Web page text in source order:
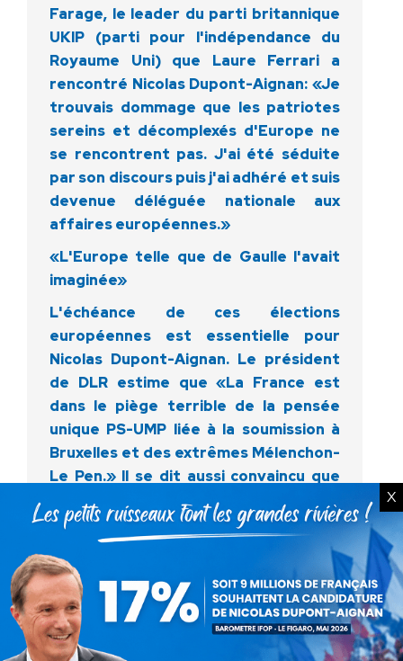
Farage, le leader du parti britannique
UKIP (parti pour l'indépendance du
Royaume Uni) que Laure Ferrari a
rencontré Nicolas Dupont-Aignan: «Je
trouvais dommage que les patriotes
sereins et décomplexés d'Europe ne
se rencontrent pas. J'ai été séduite
par son discours puis j'ai adhéré et suis
devenue déléguée nationale aux
affaires européennes.»
«L'Europe telle que de Gaulle l'avait
imaginée»
L'échéance de ces élections
européennes est essentielle pour
Nicolas Dupont-Aignan. Le président
de DLR estime que «La France est
dans le piège terrible de la pensée
unique PS-UMP liée à la soumission à
Bruxelles et des extrêmes Mélenchon-
Le Pen.» Il se dit aussi convaincu que
les Français «attendent un
patriotisme tranquille» et veulent
remettre en cause l'Europe «telle
qu'elle fonctionne.»
Présenter son projet européen à
Colombey est une façon pour Dupont-
Aignan de redire que «la bonne Europe
X